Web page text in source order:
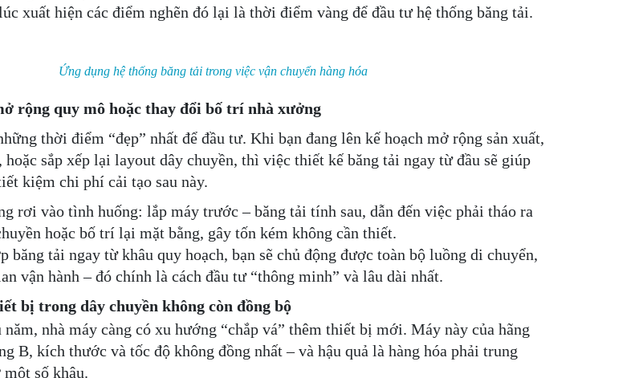
xuất hiện các điểm nghẽn đó lại là thời điểm vàng để đầu tư hệ thống băng tải.
Ứng dụng hệ thống băng tải trong việc vận chuyển hàng hóa
rộng quy mô hoặc thay đổi bố trí nhà xưởng
thời điểm “đẹp” nhất để đầu tư. Khi bạn đang lên kế hoạch mở rộng sản xuất,
hoặc sắp xếp lại layout dây chuyền, thì việc thiết kế băng tải ngay từ đầu sẽ giúp
kiệm chi phí cải tạo sau này.
rơi vào tình huống: lắp máy trước – băng tải tính sau, dẫn đến việc phải tháo ra
hoặc bố trí lại mặt bằng, gây tốn kém không cần thiết.
băng tải ngay từ khâu quy hoạch, bạn sẽ chủ động được toàn bộ luồng di chuyển,
vận hành – đó chính là cách đầu tư “thông minh” và lâu dài nhất.
bị trong dây chuyền không còn đồng bộ
năm, nhà máy càng có xu hướng “chắp vá” thêm thiết bị mới. Máy này của hãng
B, kích thước và tốc độ không đồng nhất – và hậu quả là hàng hóa phải trung
số khâu.